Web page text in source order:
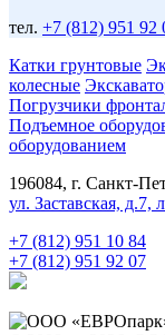
тел. +7 (812) 951 92
Катки грунтовые
колесные
Погрузчики
Подъемное
оборудованием
196084, г. Санкт-
ул. Заставская, д.7,
+7 (812) 951 10 84
+7 (812) 951 92 07